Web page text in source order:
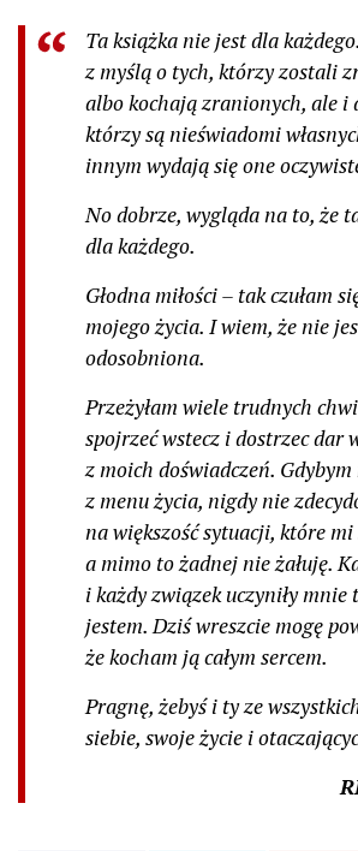
Ta książka nie jest dla
z myślą o tych, którzy zostali
albo kochają zranionych, ale i
którzy są nieświadomi
innym wydają się one
No dobrze, wygląda na to, że
dla każdego.
Głodna miłości – tak czułam
mojego życia. I wiem, że nie
odosobniona.
Przeżyłam wiele trudnych
spojrzeć wstecz i dostrzec dar
z moich doświadczeń. Gdybym
z menu życia, nigdy nie
na większość sytuacji, które
a mimo to żadnej nie żałuję.
i każdy związek uczyniły mnie
jestem. Dziś wreszcie mogę
że kocham ją całym sercem.
Pragnę, żebyś i ty ze
siebie, swoje życie i